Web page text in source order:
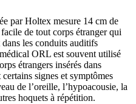
par Holtex mesure 14 cm de
de tout corps étranger qui
les conduits auditifs
ORL est souvent utilisé
étrangers insérés dans
signes et symptômes
de l’oreille, l’hypoacousie, la
hoquets à répétition.